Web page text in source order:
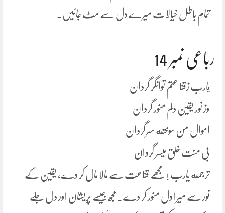
تمام باطل خیالات میرے دل سے مٹ جائیں۔
رباعی نمبر 14
يارب زقنا عتم توانگر گردان
وز نور یقین دلم منور گردان
اموال من سوخته سرگردان
بی منت خلق میسر گردان
ترجمه یارب ! مجھے قناعت سے مالا مال کر دے، یقین کے
نور سے میرا دل منور کر دے۔ مجھ جیسے پریشان اور دل جلے